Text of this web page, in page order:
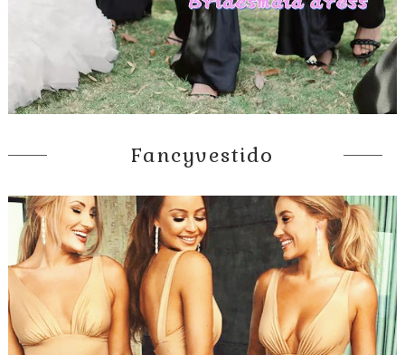
Fancyvestido